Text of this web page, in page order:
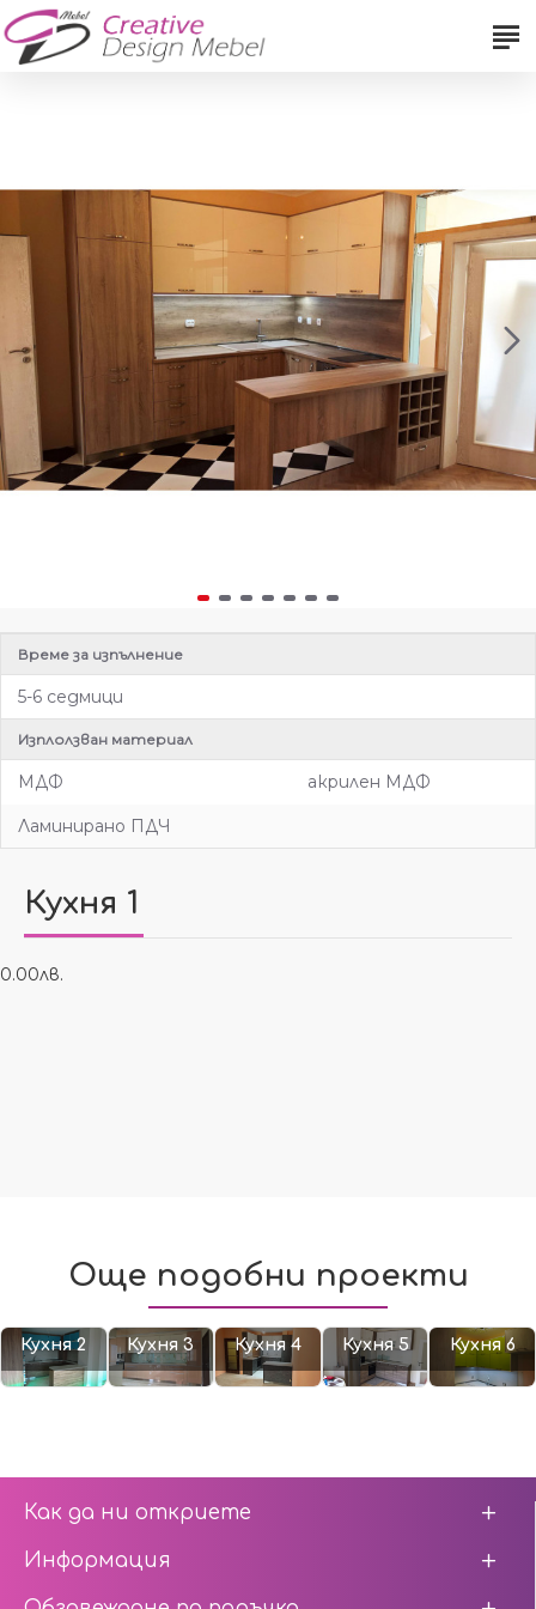
Време за изпълнение
5-6 седмици
Изплолзван материал
МДФ акрилен МДФ
Ламинирано ПДЧ
Кухня 1
0.00лв.
Още подобни проекти
Кухня 2 Кухня 3 Кухня 4 Кухня 5 Кухня 6
Как да ни откриете
Информация